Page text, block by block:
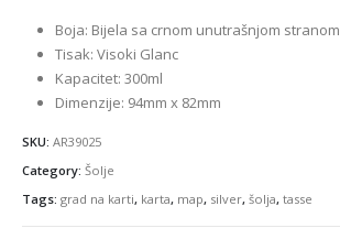
Boja: Bijela sa crnom unutrašnjom stranom
Tisak: Visoki Glanc
Kapacitet: 300ml
Dimenzije: 94mm x 82mm
SKU: AR39025
Category: Šolje
Tags: grad na karti, karta, map, silver, šolja, tasse